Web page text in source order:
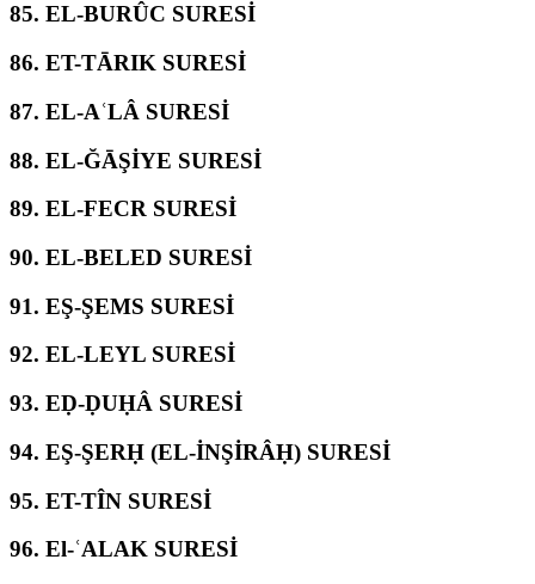
85. EL-BURÛC SURESİ
86. ET-TĀRIK SURESİ
87. EL-AʿLÂ SURESİ
88. EL-ĞĀŞİYE SURESİ
89. EL-FECR SURESİ
90. EL-BELED SURESİ
91. EŞ-ŞEMS SURESİ
92. EL-LEYL SURESİ
93. EḌ-ḌUḤÂ SURESİ
94. EŞ-ŞERḤ (EL-İNŞİRÂḤ) SURESİ
95. ET-TÎN SURESİ
96. El-ʿALAK SURESİ